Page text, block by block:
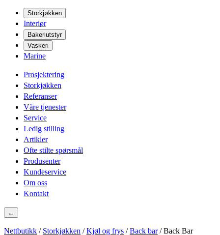
Storkjøkken
Interiør
Bakeriutstyr
Vaskeri
Marine
Prosjektering
Storkjøkken
Referanser
Våre tjenester
Service
Ledig stilling
Artikler
Ofte stilte spørsmål
Produsenter
Kundeservice
Om oss
Kontakt
←
Nettbutikk / Storkjøkken /Kjøl og frys /Back bar/ Back Bar